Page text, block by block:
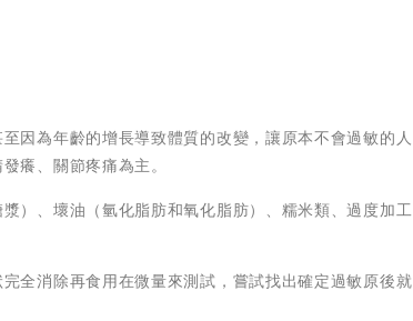
因為年齡的增長導致體質的改變，讓原本不會過敏的人
癢、關節疼痛為主。
）、壞油（氫化脂肪和氧化脂肪）、糯米類、過度加工
全消除再食用在微量來測試，嘗試找出確定過敏原後就